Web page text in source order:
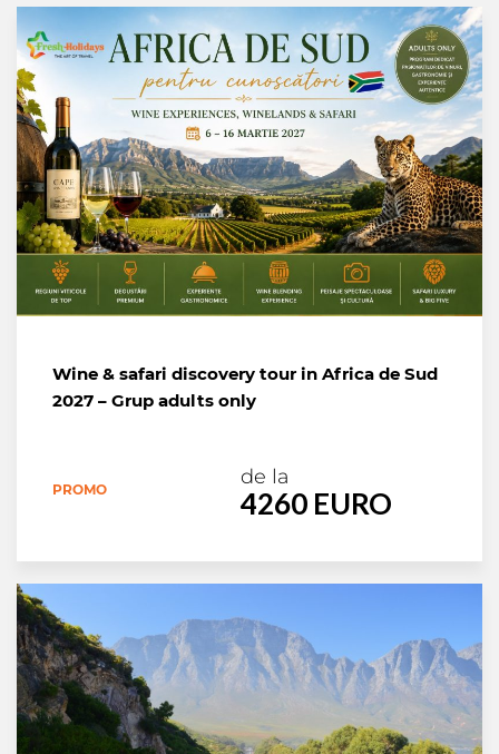
Wine & safari discovery tour in Africa de Sud
2027 – Grup adults only
PROMO
de la
4260 EURO